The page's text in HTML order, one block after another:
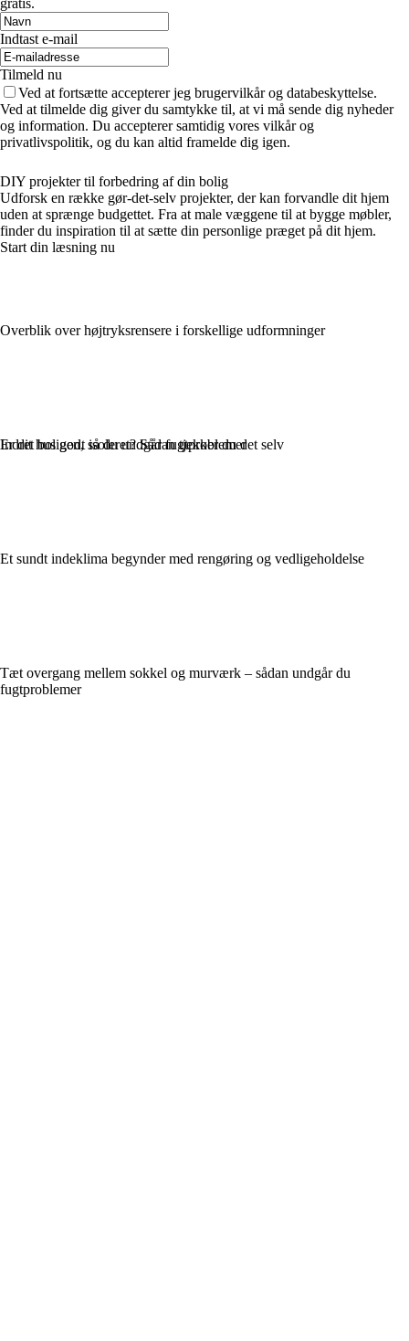
Indtast e-mail
Tilmeld nu
Ved at fortsætte accepterer jeg brugervilkår og databeskyttelse.
Ved at tilmelde dig giver du samtykke til, at vi må sende dig nyheder
og information. Du accepterer samtidig vores vilkår og
privatlivspolitik, og du kan altid framelde dig igen.
DIY projekter til forbedring af din bolig
Udforsk en række gør-det-selv projekter, der kan forvandle dit hjem
uden at sprænge budgettet. Fra at male væggene til at bygge møbler,
finder du inspiration til at sætte din personlige præget på dit hjem.
Start din læsning nu
Overblik over højtryksrensere i forskellige udformninger
Indret boligen, så du undgår fugtproblemer
Et sundt indeklima begynder med rengøring og vedligeholdelse
Tæt overgang mellem sokkel og murværk – sådan undgår du
fugtproblemer
Er dit hus godt isoleret? Sådan tjekker du det selv